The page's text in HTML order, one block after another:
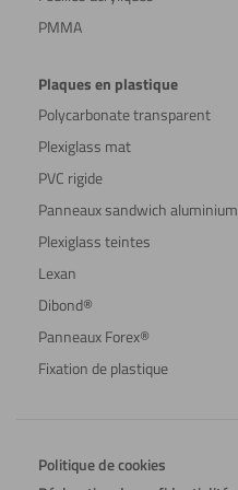
PMMA
Plaques en plastique
Polycarbonate transparent
Plexiglass mat
PVC rigide
Panneaux sandwich aluminium
Plexiglass teintes
Lexan
Dibond®
Panneaux Forex®
Fixation de plastique
Politique de cookies